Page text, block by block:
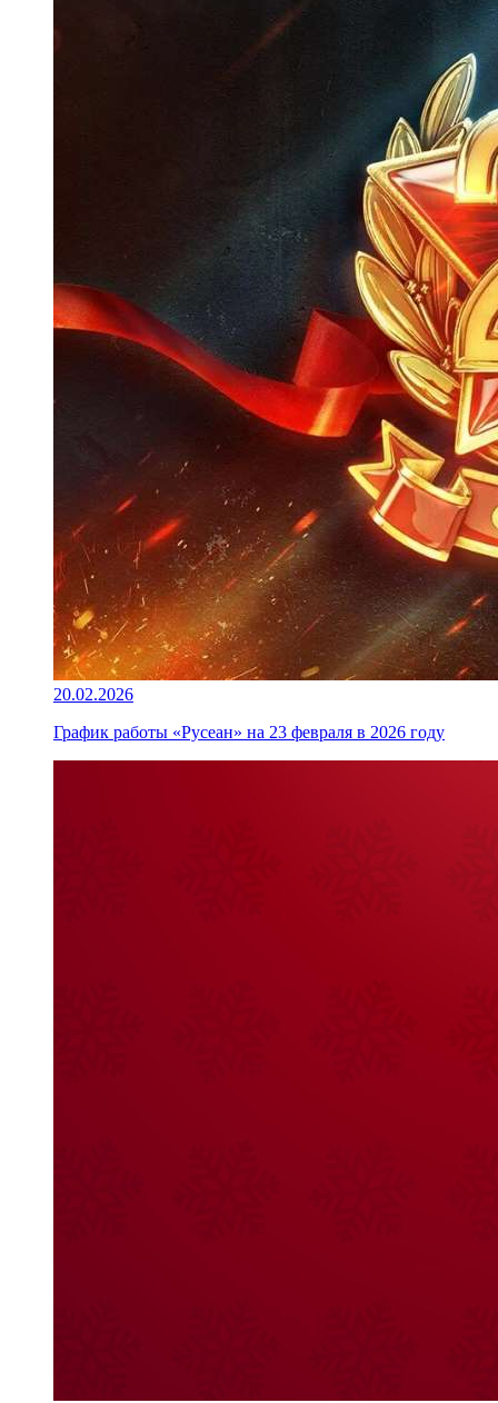
20.02.2026
График работы «Русеан» на 23 февраля в 2026 году